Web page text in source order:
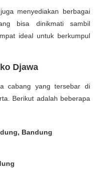
menyediakan berbagai
bisa dinikmati sambil
ideal untuk berkumpul
Djawa
cabang yang tersebar di
Berikut adalah beberapa
Bandung